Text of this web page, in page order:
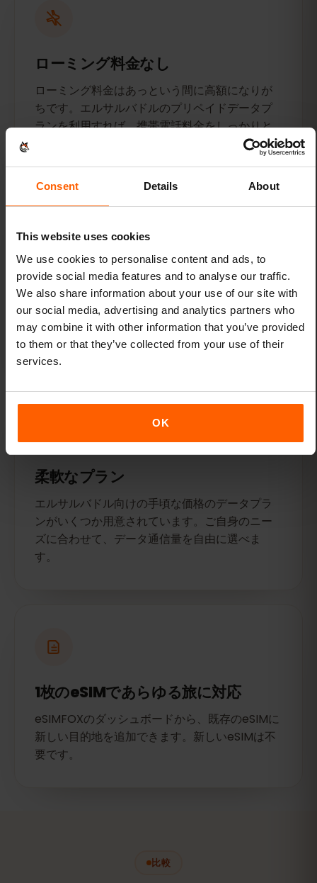
Consent Details About
This website uses cookies
We use cookies to personalise content and ads, to
provide social media features and to analyse our traffic.
We also share information about your use of our site with
our social media, advertising and analytics partners who
may combine it with other information that you’ve provided
to them or that they’ve collected from your use of their
services.
OK
ローミング料金なし
ローミング料金はあっという間に高額になりが
ちです。エルサルバドルのプリペイドデータプ
ランを利用すれば、携帯電話料金をしっかりと
数回タップするだけで接続できます
フライトの前にeSIMを有効化してください。そ
うすれば、到着後すぐにデータ通信をご利用い
ただけます。
柔軟なプラン
エルサルバドル向けの手頃な価格のデータプラ
ンがいくつか用意されています。ご自身のニー
ズに合わせて、データ通信量を自由に選べま
す。
1枚のeSIMであらゆる旅に対応
eSIMFOXのダッシュボードから、既存のeSIMに
新しい目的地を追加できます。新しいeSIMは不
要です。
比較